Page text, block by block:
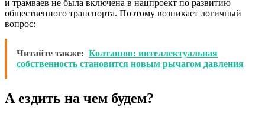
и трамваев не была включена в нацпроект по развитию
общественного транспорта. Поэтому возникает логичный
вопрос:
Читайте также: Колташов: интеллектуальная
собственность становится новым рычагом давления
А ездить на чем будем?